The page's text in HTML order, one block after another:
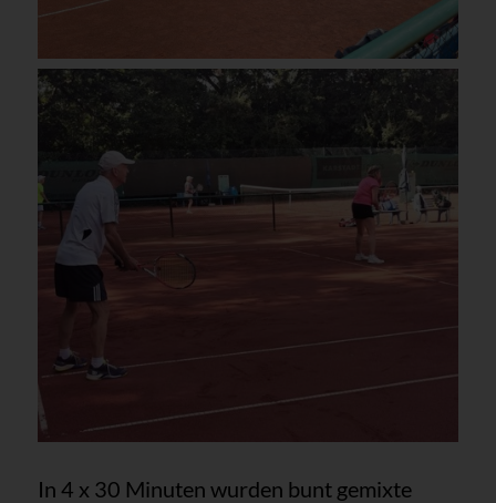
In 4 x 30 Minuten wurden bunt gemixte